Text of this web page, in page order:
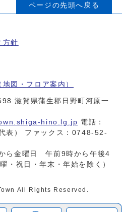
ページの先頭へ戻る
方針
地図・フロア案内）
滋賀県蒲生郡日野町河原一
hino.lg.jp 電話：
代表） ファックス：0748-52-
ら金曜日 午前9時から午後4
・祝日・年末・年始を除く）
All Rights Reserved.